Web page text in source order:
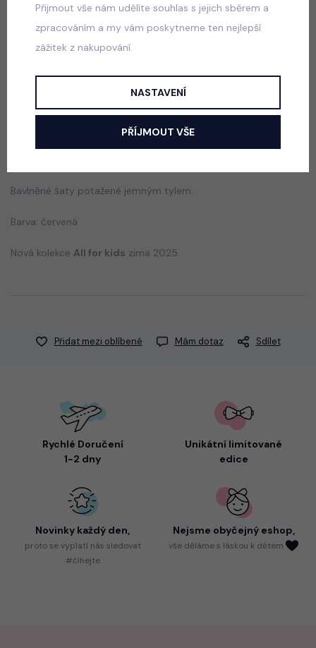
Princess krajkové šaty s maxi tylovou sukní
bílé
Jak vybrat správnou velikost?
Bavlněné šaty potažené jemným tylem.
Barva: červená
Nová kolekce All for kids zima 2025.
Přidat mezi oblíbené Mám dotaz Sdílet
Rychlé Doručení
1-2 dny
Unikátní limitované
edice
Novinky každý den,
protose vyplatí nás sledovat
#číhejte
Nejsme obyčejný eshop,
vše děláme s láskou k dětem
Přijmout vše nám udělíte souhlas s jejich sběrem a
zpracováním a my vám poskytneme ten nejlepší
zážitek z nakupování.
NASTAVENÍ
PŘÍJMOUT VŠE